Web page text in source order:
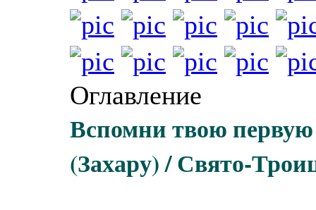
Оглавление
Вспомни твою
(Захару) / Свято-